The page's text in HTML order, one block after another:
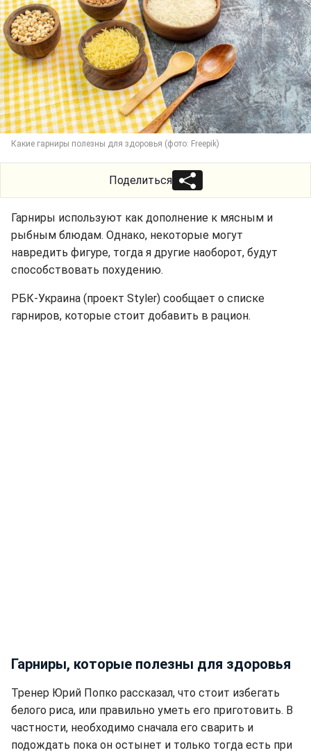
Какие гарниры полезны для здоровья (фото: Freepik)
Поделиться
Гарниры используют как дополнение к мясным и
рыбным блюдам. Однако, некоторые могут
навредить фигуре, тогда я другие наоборот, будут
способствовать похудению.
РБК-Украина (проект Styler) сообщает о списке
гарниров, которые стоит добавить в рацион.
Гарниры, которые полезны для здоровья
Тренер Юрий Попко рассказал, что стоит избегать
белого риса, или правильно уметь его приготовить. В
частности, необходимо сначала его сварить и
подождать пока он остынет и только тогда есть при